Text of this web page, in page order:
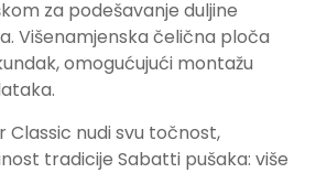
za podešavanje duljine
Višenamjenska čelična ploča
omogućujući montažu
Classic nudi svu točnost,
tradicije Sabatti pušaka: više